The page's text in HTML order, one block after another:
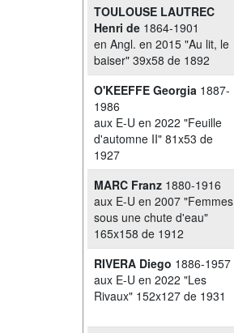
TOULOUSE LAUTREC
Henri de 1864-1901
en Angl. en 2015 "Au lit, le
baiser" 39x58 de 1892
O'KEEFFE Georgia 1887-
1986
aux E-U en 2022 "Feuille
d'automne II" 81x53 de
1927
MARC Franz 1880-1916
aux E-U en 2007 "Femmes
sous une chute d'eau"
165x158 de 1912
RIVERA Diego 1886-1957
aux E-U en 2022 "Les
Rivaux" 152x127 de 1931